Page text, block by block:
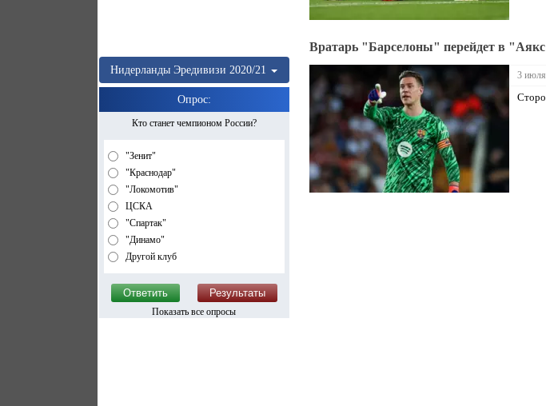
Нидерланды Эредивизи 2020/21
Опрос:
Кто станет чемпионом России?
"Зенит"
"Краснодар"
"Локомотив"
ЦСКА
"Спартак"
"Динамо"
Другой клуб
Показать все опросы
Вратарь "Барселоны" перейдет в
3